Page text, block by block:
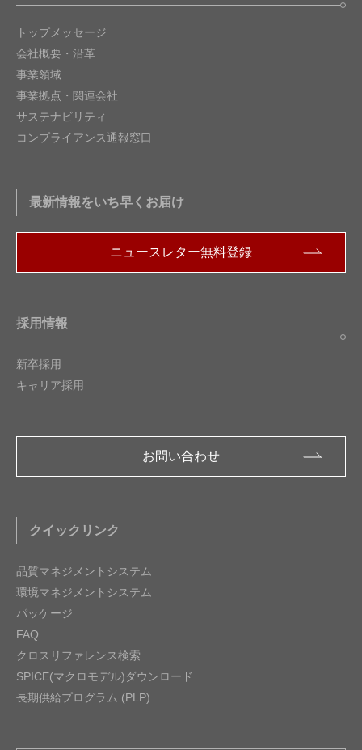
トップメッセージ
会社概要・沿革
事業領域
事業拠点・関連会社
サステナビリティ
コンプライアンス通報窓口
最新情報をいち早くお届け
ニュースレター無料登録
採用情報
新卒採用
キャリア採用
お問い合わせ
クイックリンク
品質マネジメントシステム
環境マネジメントシステム
パッケージ
FAQ
クロスリファレンス検索
SPICE(マクロモデル)ダウンロード
長期供給プログラム (PLP)